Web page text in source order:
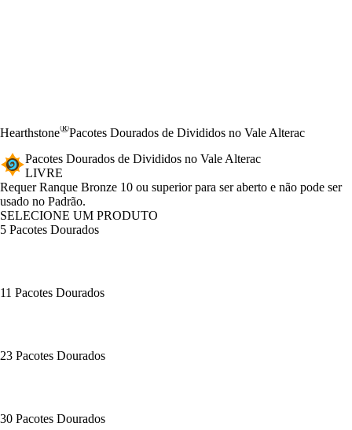
Hearthstone®Pacotes Dourados de Divididos no Vale Alterac
Pacotes Dourados de Divididos no Vale Alterac
LIVRE
Product Notification
Requer Ranque Bronze 10 ou superior para ser aberto e não pode ser
usado no Padrão.
SELECIONE UM PRODUTO
5 Pacotes Dourados
11 Pacotes Dourados
23 Pacotes Dourados
30 Pacotes Dourados